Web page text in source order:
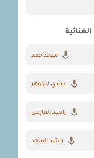
الغنائية
ميحد حمد
عبادي الجوهر
راشد الفارس
راشد الماجد